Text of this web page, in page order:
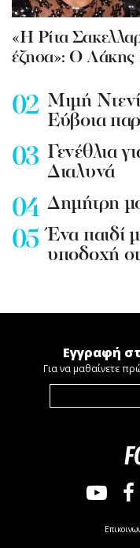
«Η Ρίτα
έζησα»: Ο Λάκης
Mιμή
Εύβοια
Γενέθλια
Διαλυνά
Δημήτρη
Ένα παιδί
υποδοχή
Εγγραφή
Για να μαθαίνετε